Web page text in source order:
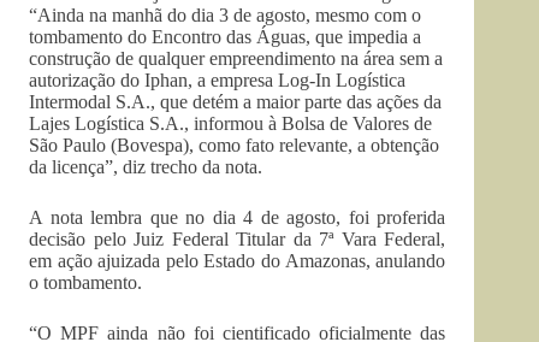
“Ainda na manhã do dia 3 de agosto, mesmo com o
tombamento do Encontro das Águas, que impedia a
construção de qualquer empreendimento na área sem a
autorização do Iphan, a empresa Log-In Logística
Intermodal S.A., que detém a maior parte das ações da
Lajes Logística S.A., informou à Bolsa de Valores de
São Paulo (Bovespa), como fato relevante, a obtenção
da licença”, diz trecho da nota.
A nota lembra que no dia 4 de agosto, foi proferida
decisão pelo Juiz Federal Titular da 7ª Vara Federal,
em ação ajuizada pelo Estado do Amazonas, anulando
o tombamento.
“O MPF ainda não foi cientificado oficialmente das